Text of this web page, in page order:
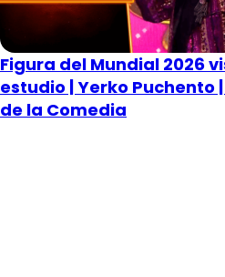
Figura del Mundial 2026
estudio | Yerko Puchento
de la Comedia